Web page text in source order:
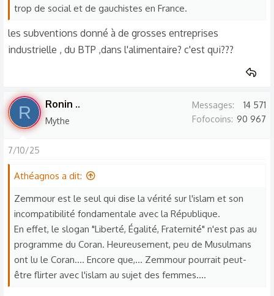
trop de social et de gauchistes en France.
les subventions donné à de grosses entreprises
industrielle , du BTP ,dans l'alimentaire? c'est qui???
R Ronin ..
Mythe
Messages
14 571
Fofocoins 90 967
7/10/25
Athéagnos a dit:
Zemmour est le seul qui dise la vérité sur l'islam et son
incompatibilité fondamentale avec la République.
En effet, le slogan "Liberté, Égalité, Fraternité" n'est pas au
programme du Coran. Heureusement, peu de Musulmans
ont lu le Coran.... Encore que,... Zemmour pourrait peut-
être flirter avec l'islam au sujet des femmes....